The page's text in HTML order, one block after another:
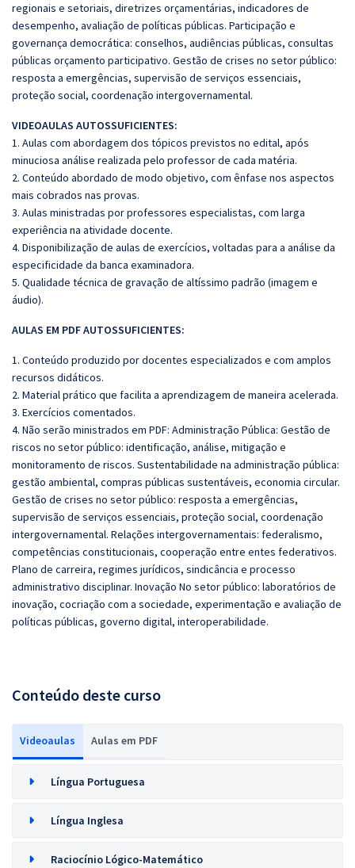
regionais e setoriais, diretrizes orçamentárias, indicadores de
desempenho, avaliação de políticas públicas. Participação e
governança democrática: conselhos, audiências públicas, consultas
públicas orçamento participativo. Gestão de crises no setor público:
resposta a emergências, supervisão de serviços essenciais,
proteção social, coordenação intergovernamental.
VIDEOAULAS AUTOSSUFICIENTES:
1. Aulas com abordagem dos tópicos previstos no edital, após
minuciosa análise realizada pelo professor de cada matéria.
2. Conteúdo abordado de modo objetivo, com ênfase nos aspectos
mais cobrados nas provas.
3. Aulas ministradas por professores especialistas, com larga
experiência na atividade docente.
4. Disponibilização de aulas de exercícios, voltadas para a análise da
especificidade da banca examinadora.
5. Qualidade técnica de gravação de altíssimo padrão (imagem e
áudio).
AULAS EM PDF AUTOSSUFICIENTES:
1. Conteúdo produzido por docentes especializados e com amplos
recursos didáticos.
2. Material prático que facilita a aprendizagem de maneira acelerada.
3. Exercícios comentados.
4. Não serão ministrados em PDF: Administração Pública: Gestão de
riscos no setor público: identificação, análise, mitigação e
monitoramento de riscos. Sustentabilidade na administração pública:
gestão ambiental, compras públicas sustentáveis, economia circular.
Gestão de crises no setor público: resposta a emergências,
supervisão de serviços essenciais, proteção social, coordenação
intergovernamental. Relações intergovernamentais: federalismo,
competências constitucionais, cooperação entre entes federativos.
Plano de carreira, regimes jurídicos, sindicância e processo
administrativo disciplinar. Inovação No setor público: laboratórios de
inovação, cocriação com a sociedade, experimentação e avaliação de
políticas públicas, governo digital, interoperabilidade.
Conteúdo deste curso
Videoaulas Aulas em PDF
Língua Portuguesa
Língua Inglesa
Raciocínio Lógico-Matemático